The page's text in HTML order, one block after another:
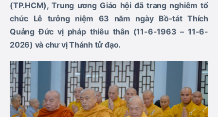
(TP.HCM), Trung ương Giáo hội đã trang nghiêm tổ
chức Lễ tưởng niệm 63 năm ngày Bồ-tát Thích
Quảng Đức vị pháp thiêu thân (11-6-1963 – 11-6-
2026) và chư vị Thánh tử đạo.